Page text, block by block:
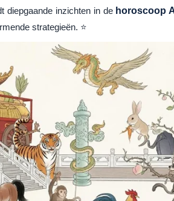
diepgaande inzichten in de horoscoop
strategieën. ⭐